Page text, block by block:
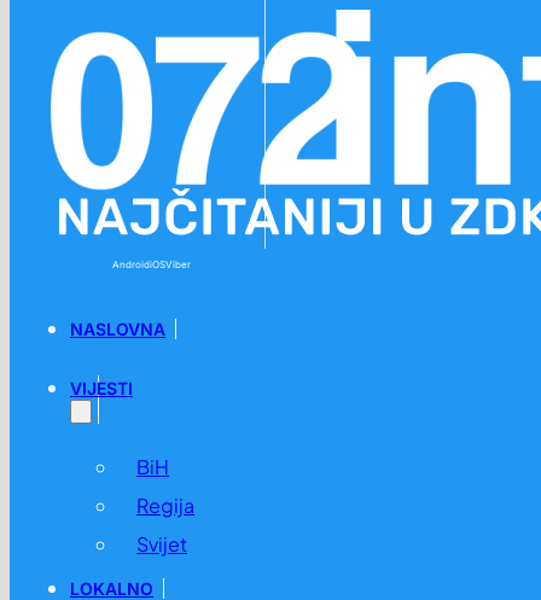
AndroidiOSViber
NASLOVNA
VIJESTI
BiH
Regija
Svijet
LOKALNO